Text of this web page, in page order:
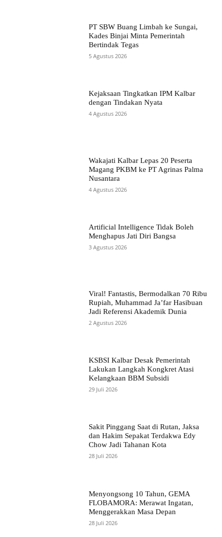
PT SBW Buang Limbah ke Sungai,
Kades Binjai Minta Pemerintah
Bertindak Tegas
5 Agustus 2026
Kejaksaan Tingkatkan IPM Kalbar
dengan Tindakan Nyata
4 Agustus 2026
Wakajati Kalbar Lepas 20 Peserta
Magang PKBM ke PT Agrinas Palma
Nusantara
4 Agustus 2026
Artificial Intelligence Tidak Boleh
Menghapus Jati Diri Bangsa
3 Agustus 2026
Viral! Fantastis, Bermodalkan 70 Ribu
Rupiah, Muhammad Ja’far Hasibuan
Jadi Referensi Akademik Dunia
2 Agustus 2026
KSBSI Kalbar Desak Pemerintah
Lakukan Langkah Kongkret Atasi
Kelangkaan BBM Subsidi
29 Juli 2026
Sakit Pinggang Saat di Rutan, Jaksa
dan Hakim Sepakat Terdakwa Edy
Chow Jadi Tahanan Kota
28 Juli 2026
Menyongsong 10 Tahun, GEMA
FLOBAMORA: Merawat Ingatan,
Menggerakkan Masa Depan
28 Juli 2026